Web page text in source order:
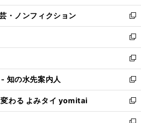
開
く
ウ
で
開
く
ン
ド
ウ
で
開
く
ウ
ィ
ン
ド
ウ
で
開
く
・ノンフィクション
新
し
い
ウ
ィ
ン
ド
ウ
で
開
新
し
い
ウ
ィ
ン
ド
ウ
新
し
い
ウ
ィ
ン
知の水先案内人
新
し
い
ウ
わる よみタイ yomitai
新
し